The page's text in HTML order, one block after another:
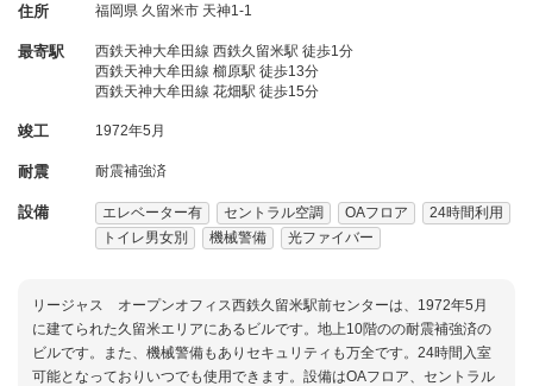
住所 福岡県 久留米市 天神1-1
最寄駅
西鉄天神大牟田線 西鉄久留米駅 徒歩1分
西鉄天神大牟田線 櫛原駅 徒歩13分
西鉄天神大牟田線 花畑駅 徒歩15分
竣工 1972年5月
耐震 耐震補強済
設備 エレベーター有 セントラル空調 OAフロア
24時間利用
トイレ男女別
機械警備 光ファイバー
リージャス オープンオフィス西鉄久留米駅前センターは、1972年5月
に建てられた久留米エリアにあるビルです。地上10階のの耐震補強済の
ビルです。また、機械警備もありセキュリティも万全です。24時間入室
可能となっておりいつでも使用できます。設備はOAフロア、セントラル